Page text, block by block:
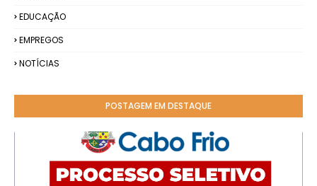
EDUCAÇÃO
EMPREGOS
NOTÍCIAS
POSTAGEM EM DESTAQUE